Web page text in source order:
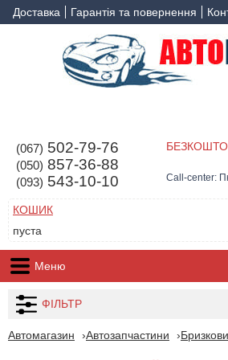
Доставка Гарантія та повернення
(067) 502-79-76
(050) 857-36-88
(093) 543-10-10 Call-center:
КОШИК
пуста
Меню
ФІЛЬТР
Автомагазин Автозапчастини